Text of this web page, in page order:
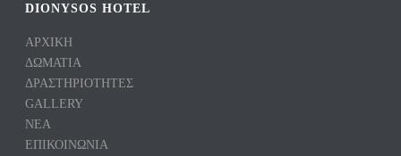
DIONYSOS HOTEL
ΑΡΧΙΚΗ
ΔΩΜΑΤΙΑ
ΔΡΑΣΤΗΡΙΟΤΗΤΕΣ
GALLERY
ΝΕΑ
ΕΠΙΚΟΙΝΩΝΙΑ